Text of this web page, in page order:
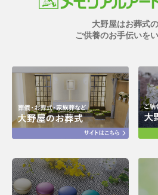
大野屋はお葬式
ご供養のお手伝いを